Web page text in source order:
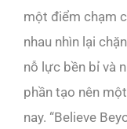
một điểm chạm
nhau nhìn lại
nỗ lực bền bỉ và
phần tạo nên
nay. “Believe